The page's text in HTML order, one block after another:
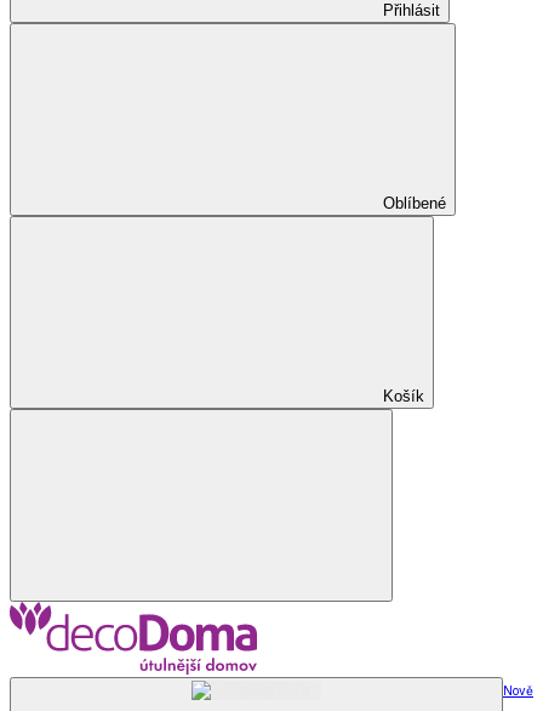
Přihlásit
Oblíbené
Košík
Nově